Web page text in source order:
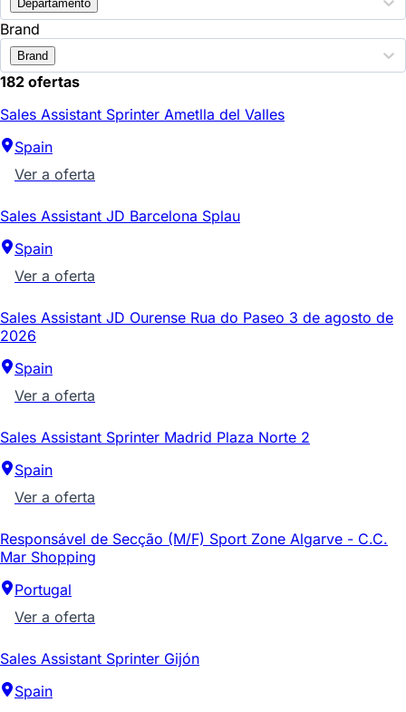
Departamento
Brand
Brand
182 ofertas
Sales Assistant Sprinter Ametlla del Valles
Spain
Ver a oferta
Sales Assistant JD Barcelona Splau
Spain
Ver a oferta
Sales Assistant JD Ourense Rua do Paseo 3 de agosto de
2026
Spain
Ver a oferta
Sales Assistant Sprinter Madrid Plaza Norte 2
Spain
Ver a oferta
Responsável de Secção (M/F) Sport Zone Algarve - C.C.
Mar Shopping
Portugal
Ver a oferta
Sales Assistant Sprinter Gijón
Spain